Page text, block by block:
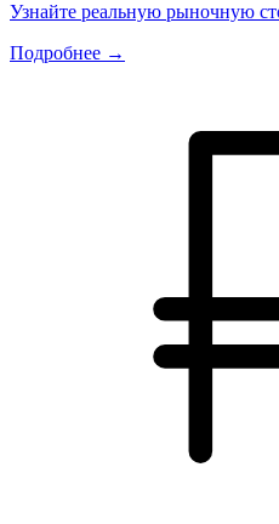
Узнайте реальную рыночную
Подробнее →